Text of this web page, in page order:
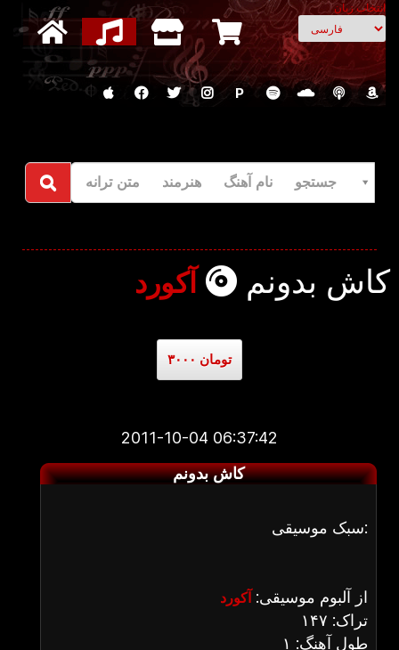
انتخاب زبان
P
جستجو نام آهنگ هنرمند متن ترانه
کاش بدونم آکورد
۳۰۰۰ تومان
2011-10-04 06:37:42
کاش بدونم
سبک موسیقی:
از آلبوم موسیقی: آکورد
تراک: ۱۴۷
طول آهنگ: ۱